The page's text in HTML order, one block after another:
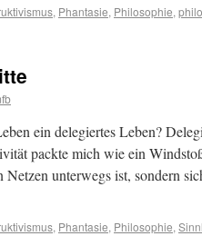
, Phantasie, Philosophie,
ein delegiertes Leben?
packte mich wie ein
Netzen unterwegs ist, sondern
, Phantasie, Philosophie,